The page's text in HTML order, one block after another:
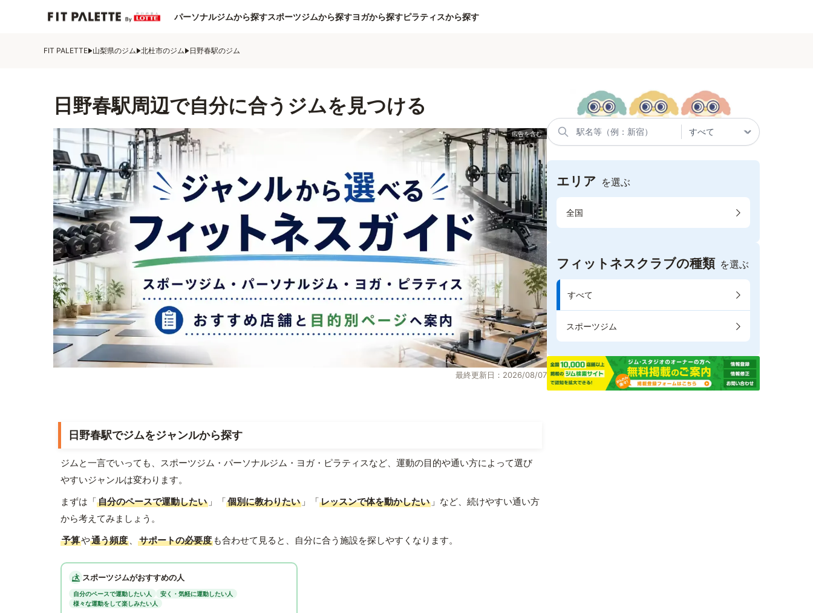
パーソナルジムから探すスポーツジムから探すヨガから探すピラティスから探す
FIT PALETTE 山梨県のジム 北杜市のジム 日野春駅のジム
日野春駅周辺で自分に合うジムを見つける
最終更新日：2026/08/07
日野春駅でジムをジャンルから探す
ジムと一言でいっても、スポーツジム・パーソナルジム・ヨガ・ピラティスなど、運動の目的や通い方によって選び
やすいジャンルは変わります。
まずは「自分のペースで運動したい 」「個別に教わりたい 」「レッスンで体を動かしたい 」など、続けやすい通い方
から考えてみましょう。
予算や通う頻度 、 サポートの必要度 も合わせて見ると、自分に合う施設を探しやすくなります。
スポーツジムがおすすめの人
自分のペースで運動したい人
安く・気軽に運動したい人
様々な運動をして楽しみたい人
エリア を選ぶ
全国
フィットネスクラブの種類 を選ぶ
すべて
スポーツジム